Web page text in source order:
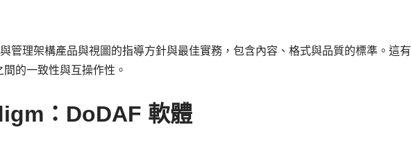
管理架構產品與視圖的指導方針與最佳實務，包含內容、格式與品質的標準。這有
的一致性與互操作性。
：DoDAF 軟體